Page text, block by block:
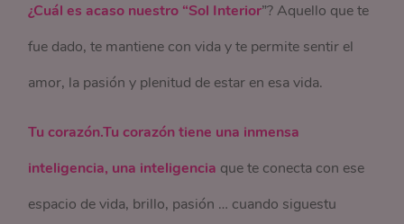
¿Cuál es acaso nuestro “Sol Interior”? Aquello que te
fue dado, te mantiene con vida y te permite sentir el
amor, la pasión y plenitud de estar en esa vida.
Tu corazón.Tu corazón tiene una inmensa
inteligencia, una inteligencia que te conecta con ese
espacio de vida, brillo, pasión … cuando siguestu